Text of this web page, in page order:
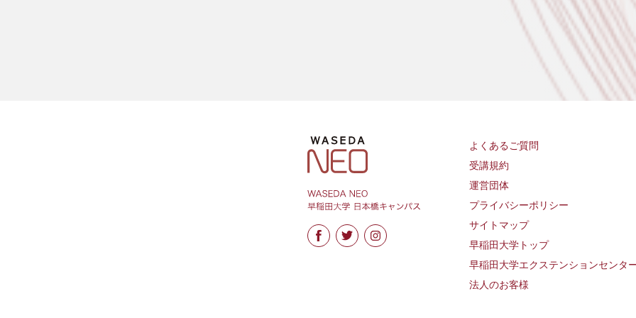
よくあるご質問
受講規約
運営団体
プライバシーポリシー
サイトマップ
早稲田大学トップ
早稲田大学エクステンションセンタ
法人のお客様